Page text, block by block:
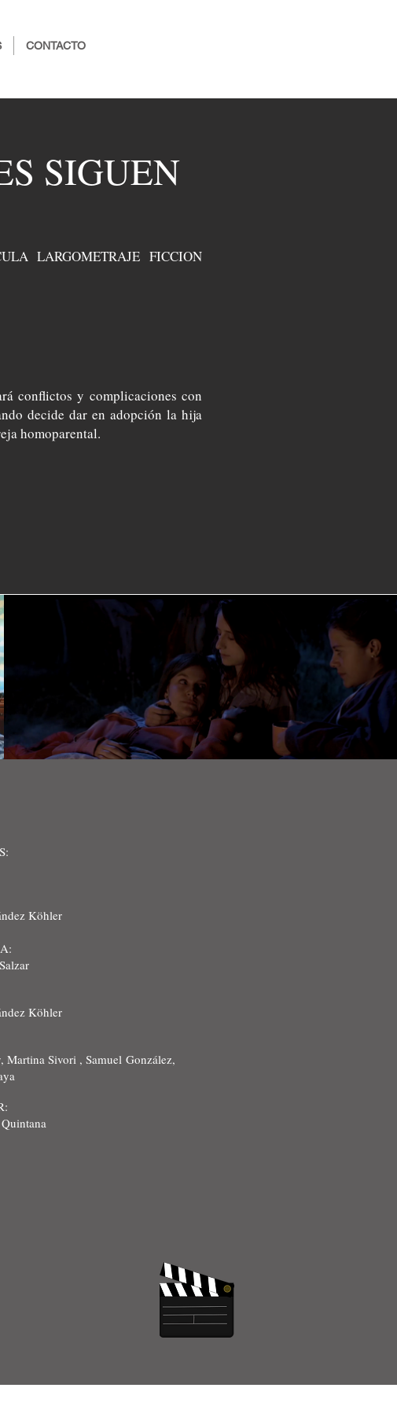
CONTACTO
SIGUEN
LARGOMETRAJE FICCION
conflictos y complicaciones con
decide dar en adopción la hĳa
homoparental.
Köhler
Köhler
Martina Sivori , Samuel González,